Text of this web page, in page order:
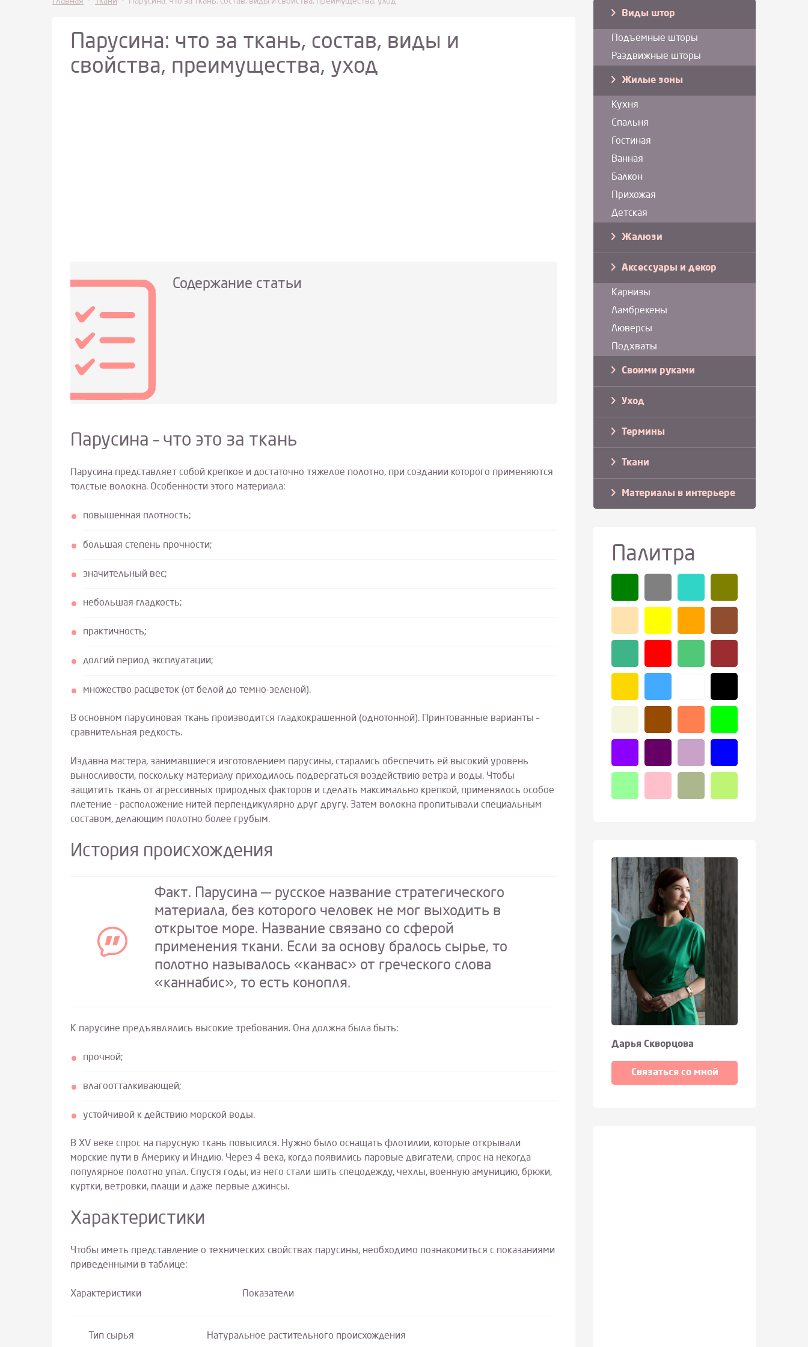
Парусина: что за ткань, состав, виды и
свойства, преимущества, уход
Содержание статьи
Парусина – что это за ткань
Парусина представляет собой крепкое и достаточно тяжелое полотно, при создании которого применяются
толстые волокна. Особенности этого материала:
повышенная плотность;
большая степень прочности;
значительный вес;
небольшая гладкость;
практичность;
долгий период эксплуатации;
множество расцветок (от белой до темно-зеленой).
В основном парусиновая ткань производится гладкокрашенной (однотонной). Принтованные варианты –
сравнительная редкость.
Издавна мастера, занимавшиеся изготовлением парусины, старались обеспечить ей высокий уровень
выносливости, поскольку материалу приходилось подвергаться воздействию ветра и воды. Чтобы
защитить ткань от агрессивных природных факторов и сделать максимально крепкой, применялось особое
плетение – расположение нитей перпендикулярно друг другу. Затем волокна пропитывали специальным
составом, делающим полотно более грубым.
История происхождения
Факт. Парусина ─ русское название стратегического
материала, без которого человек не мог выходить в
открытое море. Название связано со сферой
применения ткани. Если за основу бралось сырье, то
полотно называлось «канвас» от греческого слова
«каннабис», то есть конопля.
К парусине предъявлялись высокие требования. Она должна была быть:
прочной;
влагоотталкивающей;
устойчивой к действию морской воды.
В XV веке спрос на парусную ткань повысился. Нужно было оснащать флотилии, которые открывали
морские пути в Америку и Индию. Через 4 века, когда появились паровые двигатели, спрос на некогда
популярное полотно упал. Спустя годы, из него стали шить спецодежду, чехлы, военную амуницию, брюки,
куртки, ветровки, плащи и даже первые джинсы.
Характеристики
Чтобы иметь представление о технических свойствах парусины, необходимо познакомиться с показаниями
приведенными в таблице:
Характеристики Показатели
Тип сырья Натуральное растительного происхождения
Виды штор
Подъемные шторы
Раздвижные шторы
Жилые зоны
Кухня
Спальня
Гостиная
Ванная
Балкон
Прихожая
Детская
Жалюзи
Аксессуары и декор
Карнизы
Ламбрекены
Люверсы
Подхваты
Своими руками
Уход
Термины
Ткани
Материалы в интерьере
Палитра
Дарья Скворцова
Связаться со мной